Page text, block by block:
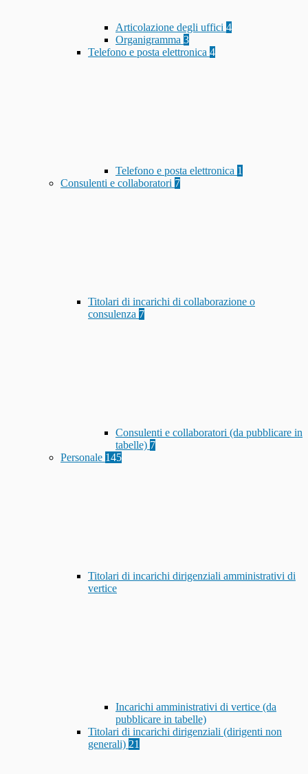
Articolazione degli uffici 4
Organigramma 3
Telefono e posta elettronica 4
Telefono e posta elettronica 1
Consulenti e collaboratori 7
Titolari di incarichi di collaborazione o
consulenza 7
Consulenti e collaboratori (da pubblicare in
tabelle) 7
Personale 145
Titolari di incarichi dirigenziali amministrativi di
vertice
Incarichi amministrativi di vertice (da
pubblicare in tabelle)
Titolari di incarichi dirigenziali (dirigenti non
generali) 21